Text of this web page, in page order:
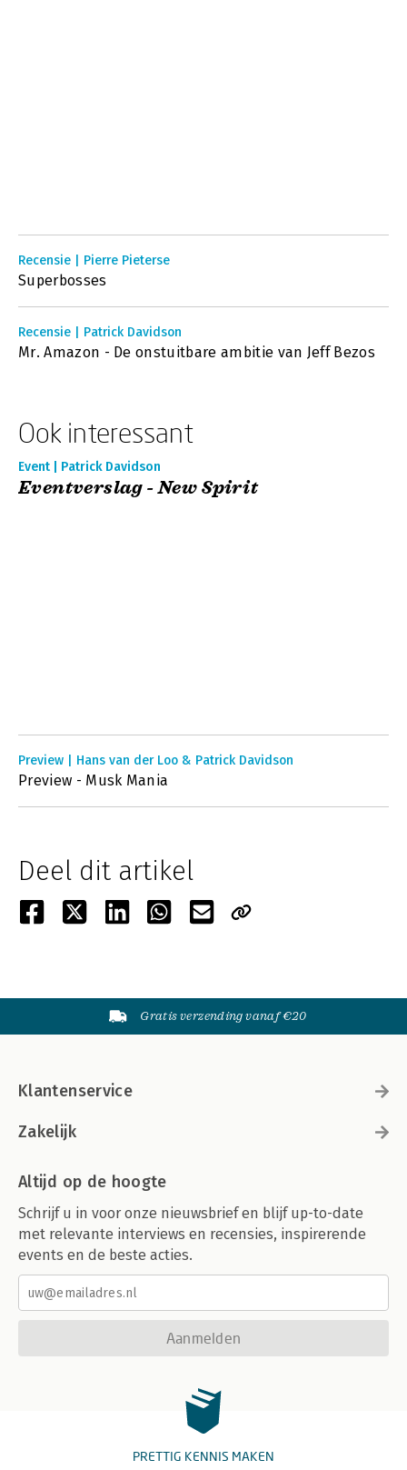
Recensie | Pierre Pieterse
Superbosses
Recensie | Patrick Davidson
Mr. Amazon - De onstuitbare ambitie van Jeff Bezos
Ook interessant
Event | Patrick Davidson
Eventverslag - New Spirit
Preview | Hans van der Loo & Patrick Davidson
Preview - Musk Mania
Deel dit artikel
Gratis verzending vanaf €20
Klantenservice
Zakelijk
Altijd op de hoogte
Schrijf u in voor onze nieuwsbrief en blijf up-to-date
met relevante interviews en recensies, inspirerende
events en de beste acties.
Aanmelden
PRETTIG KENNIS MAKEN